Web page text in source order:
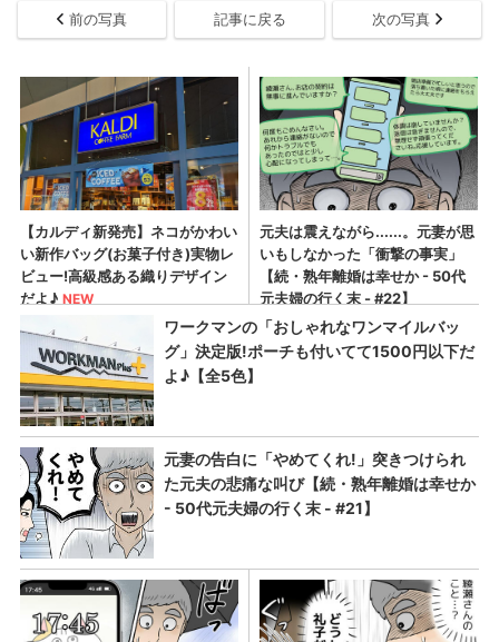
前の写真 記事に戻る 次の写真